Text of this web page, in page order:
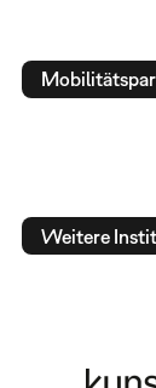
Weitere